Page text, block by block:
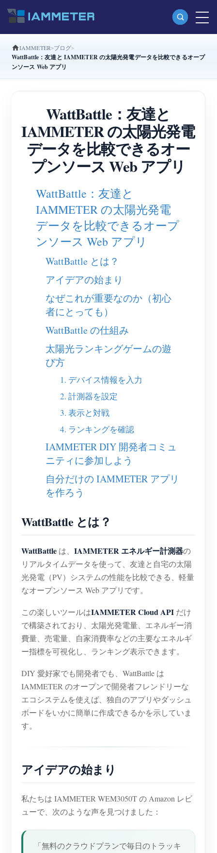
製品
分相Wi-Fiエネルギーメーター（WEM2067）
三相Wi-Fiエネルギーメーター（WEM3080T）
三相Wi-Fiエネルギーメーター（WEM3046T）
三相Wi-Fiエネルギーメーター（WEM3050T）
WiFi電力コントローラー
セルフホスティングサービス
EV充電器
IAMMETER シミュレーター
仮想メーター
エネルギー予測・シミュレーションシステム
アプリケーション
太陽光PVシステム エネルギーモニター
電力使用量モニター
PVヒーター制御システム
工場エネルギー監視
ストア
リソース
製品クイックスタート
ドキュメント
チュートリアル動画
FAQ
ニュース
ブログ
コミュニティ
コントリビュータープログラム
コントリビューターセンター
IAMMETER 活動
フォーラム
App Store
PVランキング
ソリューション
お問い合わせ
会社情報
IAMMETER ブログ
WattBattle：友達と IAMMETER の太陽光発電データを比較できるオープ
ンソース Web アプリ
WattBattle：友達と
IAMMETER の太陽光発電
データを比較できるオー
プンソース Web アプリ
WattBattle：友達と
IAMMETER の太陽光発電
データを比較できるオープ
ンソース Web アプリ
WattBattle とは？
アイデアの始まり
なぜこれが重要なのか（初心
者にとっても）
WattBattle の仕組み
太陽光ランキングゲームの遊
び方
1. デバイス情報を入力
2. 計測器を設定
3. 表示と対戦
4. ランキングを確認
IAMMETER DIY 開発者コミュ
ニティに参加しよう
自分だけの IAMMETER アプリ
を作ろう
WattBattle とは？
WattBattle は、 IAMMETER エネルギー計測器の
リアルタイムデータを使って、友達と自宅の太陽
光発電（PV）システムの性能を比較できる、軽量
なオープンソース Web アプリです。
この楽しいツールはIAMMETER Cloud API だけ
で構築されており、太陽光発電量、エネルギー消
費量、売電量、自家消費率などの主要なエネルギ
ー指標を可視化し、ランキング表示できます。
DIY 愛好家でも開発者でも、WattBattle は
IAMMETER のオープンで開発者フレンドリーな
エコシステムを使えば、独自のアプリやダッシュ
ボードをいかに簡単に作成できるかを示していま
す。
アイデアの始まり
私たちは IAMMETER WEM3050T の Amazon レビ
ューで、次のような声を見つけました：
「無料のクラウドプランで毎日のトラッキ